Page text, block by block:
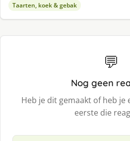
Taarten, koek & gebak
💬
Nog geen
Heb je dit gemaakt of heb je
eerste die